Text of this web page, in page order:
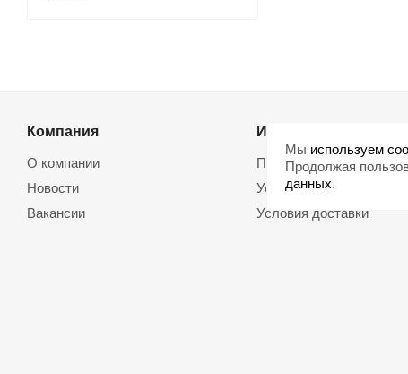
Компания
О компании
Новости
Вакансии
Информация
Помощь
Условия оплаты
Условия доставки
Мы используем
Продолжая
данных.